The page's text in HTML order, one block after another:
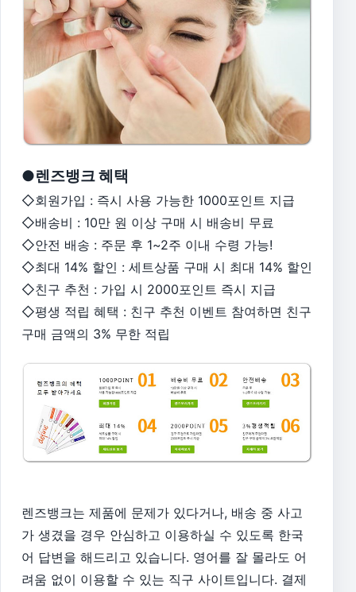
●렌즈뱅크 혜택
◇회원가입 : 즉시 사용 가능한 1000포인트 지급
◇배송비 : 10만 원 이상 구매 시 배송비 무료
◇안전 배송 : 주문 후 1~2주 이내 수령 가능!
◇최대 14% 할인 : 세트상품 구매 시 최대 14% 할인
◇친구 추천 : 가입 시 2000포인트 즉시 지급
◇평생 적립 혜택 : 친구 추천 이벤트 참여하면 친구
구매 금액의 3% 무한 적립
렌즈뱅크는 제품에 문제가 있다거나, 배송 중 사고
가 생겼을 경우 안심하고 이용하실 수 있도록 한국
어 답변을 해드리고 있습니다. 영어를 잘 몰라도 어
려움 없이 이용할 수 있는 직구 사이트입니다. 결제